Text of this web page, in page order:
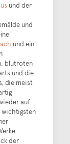
und der
und
und ein
blutroten
und die
die meist
auf.
wichtigsten
der